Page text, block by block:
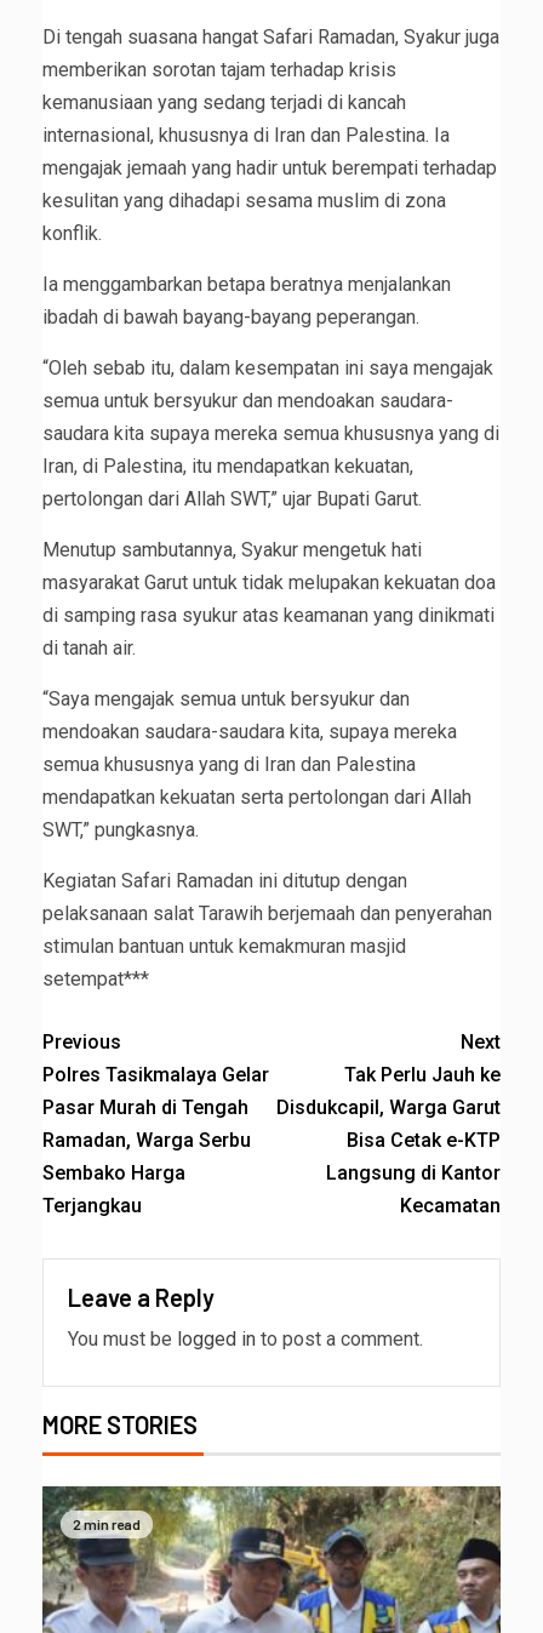
Di tengah suasana hangat Safari Ramadan, Syakur juga
memberikan sorotan tajam terhadap krisis
kemanusiaan yang sedang terjadi di kancah
internasional, khususnya di Iran dan Palestina. Ia
mengajak jemaah yang hadir untuk berempati terhadap
kesulitan yang dihadapi sesama muslim di zona
konflik.
Ia menggambarkan betapa beratnya menjalankan
ibadah di bawah bayang-bayang peperangan.
“Oleh sebab itu, dalam kesempatan ini saya mengajak
semua untuk bersyukur dan mendoakan saudara-
saudara kita supaya mereka semua khususnya yang di
Iran, di Palestina, itu mendapatkan kekuatan,
pertolongan dari Allah SWT,” ujar Bupati Garut.
Menutup sambutannya, Syakur mengetuk hati
masyarakat Garut untuk tidak melupakan kekuatan doa
di samping rasa syukur atas keamanan yang dinikmati
di tanah air.
“Saya mengajak semua untuk bersyukur dan
mendoakan saudara-saudara kita, supaya mereka
semua khususnya yang di Iran dan Palestina
mendapatkan kekuatan serta pertolongan dari Allah
SWT,” pungkasnya.
Kegiatan Safari Ramadan ini ditutup dengan
pelaksanaan salat Tarawih berjemaah dan penyerahan
stimulan bantuan untuk kemakmuran masjid
setempat***
Previous
Polres Tasikmalaya Gelar
Pasar Murah di Tengah
Ramadan, Warga Serbu
Sembako Harga
Terjangkau
Next
Tak Perlu Jauh ke
Disdukcapil, Warga Garut
Bisa Cetak e-KTP
Langsung di Kantor
Kecamatan
Leave a Reply
You must be logged in to post a comment.
MORE STORIES
2 min read